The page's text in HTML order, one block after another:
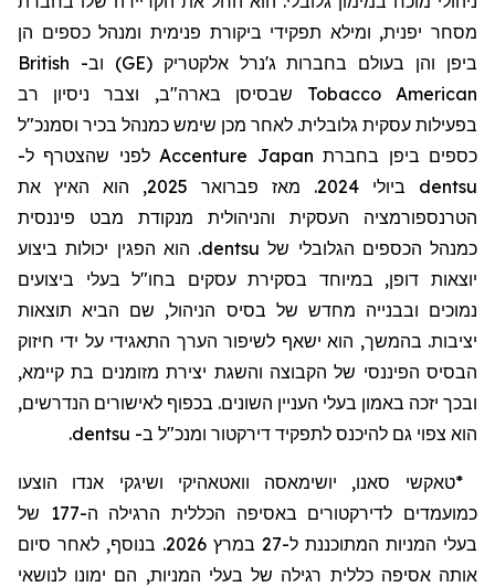
מסחר יפנית, ומילא תפקידי ביקורת פנימית ומנהל כספים הן
ביפן והן בעולם בחברות ג'נרל אלקטריק (GE) וב- British
American
Tobacco שבסיסן בארה"ב, וצבר ניסיון
רב
בפעילות עסקית גלובלית. לאחר מכן שימש כמנהל בכיר וסמנכ"ל
כספים ביפן בחברתAccenture Japanלפני שהצטרף ל-
dentsu
ביולי מאז פברואר הוא האיץ את
הטרנספורמציה
העסקית והניהולית מנקודת מבט
פיננסית
כמנהל הכספים הגלובלי של dentsu
. הוא הפגין יכולות ביצוע
יוצאות דופן, במיוחד בסקירת עסקים בחו"ל בעלי
ביצועים
נמוכים ובבנייה מחדש של בסיס הניהול, שם הביא תוצאות
יציבות. בהמשך, הוא ישאף לשיפור הערך התאגידי על ידי חיזוק
הבסיס הפיננסי של הקבוצה והשגת יצירת מזומנים בת קיימא,
ובכך יזכה באמון בעלי העניין השונים. בכפוף לאישורים הנדרשים,
הוא צפוי גם להיכנס לתפקיד דירקטור ומנכ"ל ב- dentsu
.
*טאקשי סאנו, יושימאסה וואטאהיקי ושיגקי אנדו
הוצעו
כמועמדים לדירקטורים באסיפה הכללית הרגילה ה-177
של
בעלי המניות המתוכננת ל-27 במרץ בנוסף, לאחר סיום
אותה אסיפה כללית רגילה של בעלי המניות, הם ימונו לנושאי